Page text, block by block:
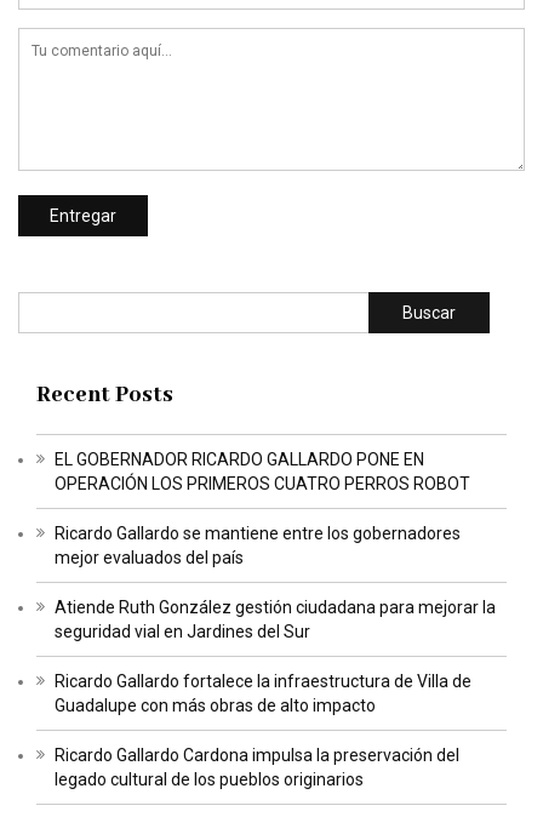
Buscar
Recent Posts
EL GOBERNADOR RICARDO GALLARDO PONE EN
OPERACIÓN LOS PRIMEROS CUATRO PERROS ROBOT
Ricardo Gallardo se mantiene entre los gobernadores
mejor evaluados del país
Atiende Ruth González gestión ciudadana para mejorar la
seguridad vial en Jardines del Sur
Ricardo Gallardo fortalece la infraestructura de Villa de
Guadalupe con más obras de alto impacto
Ricardo Gallardo Cardona impulsa la preservación del
legado cultural de los pueblos originarios